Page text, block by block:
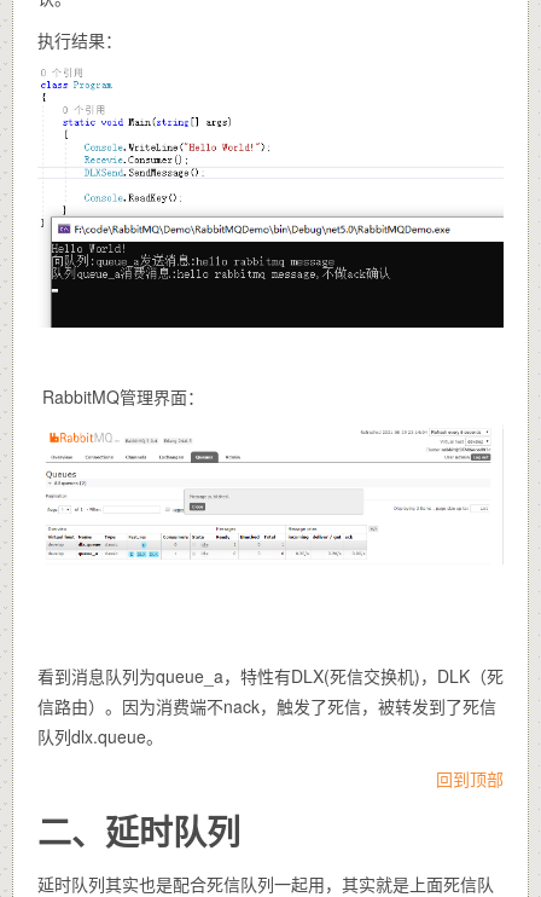
执行结果：
RabbitMQ管理界面：
看到消息队列为queue_a，特性有DLX(死信交换机)，DLK（死
信路由）。因为消费端不nack，触发了死信，被转发到了死信
队列dlx.queue。
回到顶部
二、延时队列
延时队列其实也是配合死信队列一起用，其实就是上面死信队